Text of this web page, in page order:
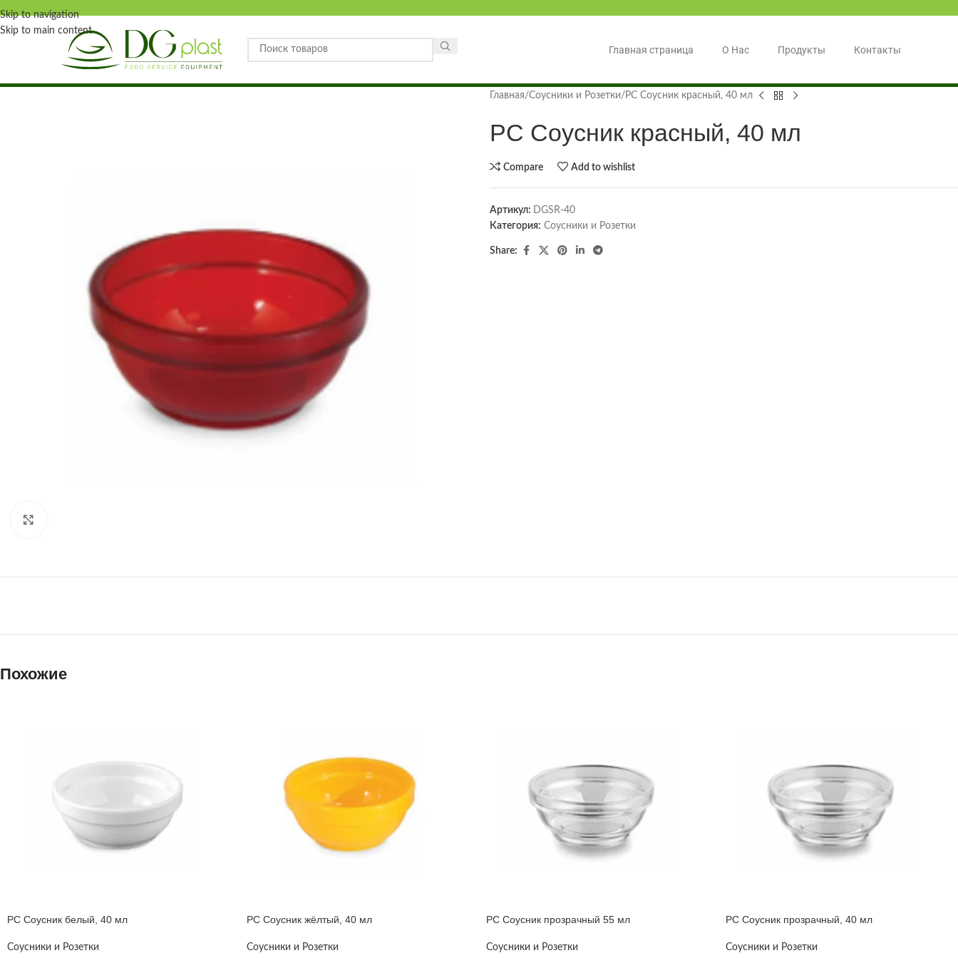
Skip to navigation
Skip to main content
Главная страница О Нас Продукты Контакты
Главная Соусники и Розетки PC Соусник красный, 40 мл
PC Соусник красный, 40 мл
Compare Add to wishlist
Артикул: DGSR-40
Категория: Соусники и Розетки
Share:
Похожие
PC Соусник белый, 40 мл
Соусники и Розетки
PC Соусник жёлтый, 40 мл
Соусники и Розетки
PC Соусник прозрачный 55 мл
Соусники и Розетки
PC Соусник прозрачный, 40 мл
Соусники и Розетки